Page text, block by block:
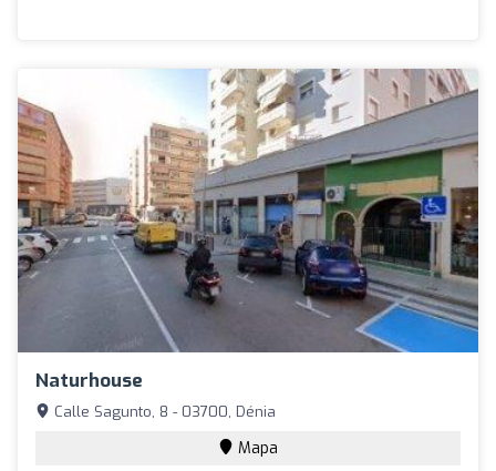
Naturhouse
Calle Sagunto, 8 - 03700, Dénia
Mapa